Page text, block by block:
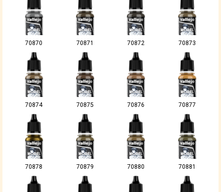
70870 70871 70872 70873
70874 70875 70876 70877
70878 70879 70880 70881